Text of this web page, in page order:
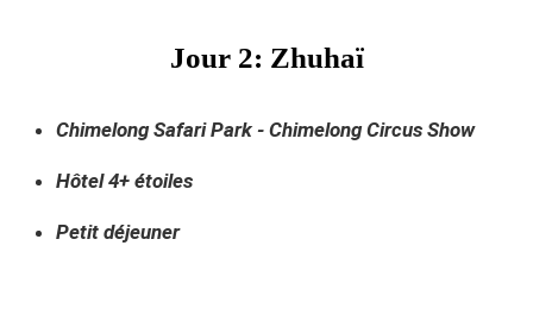
Jour 2: Zhuhaï
Chimelong Safari Park - Chimelong Circus Show
Hôtel 4+ étoiles
Petit déjeuner